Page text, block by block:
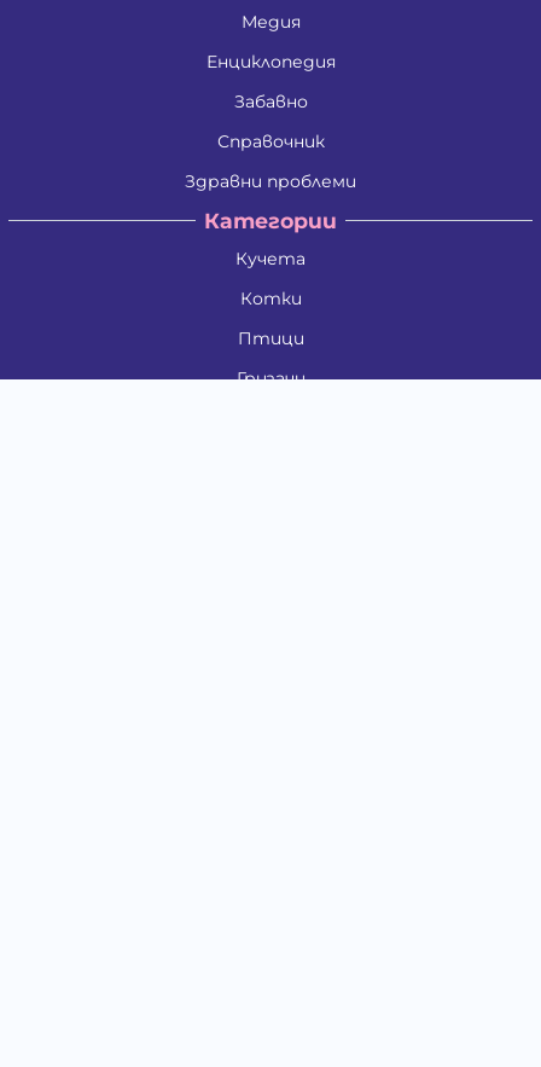
Медия
Енциклопедия
Забавно
Справочник
Здравни проблеми
Категории
Кучета
Котки
Птици
Гризачи